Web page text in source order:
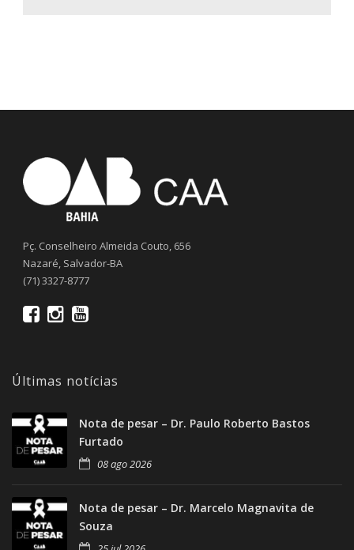
Pç. Conselheiro Almeida Couto, 656
Nazaré, Salvador-BA
(71) 3327-8777
Últimas notícias
Nota de pesar – Dr. Paulo Roberto Bastos
Furtado
08 ago 2026
Nota de pesar – Dr. Marcelo Magnavita de
Souza